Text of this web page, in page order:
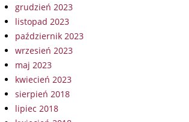
grudzień 2023
listopad 2023
październik 2023
wrzesień 2023
maj 2023
kwiecień 2023
sierpień 2018
lipiec 2018